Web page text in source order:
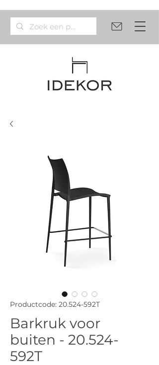
Productcode: 20.524-592T
Barkruk voor
buiten - 20.524-
592T